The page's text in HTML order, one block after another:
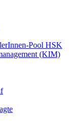
Pool HSK
(KIM)